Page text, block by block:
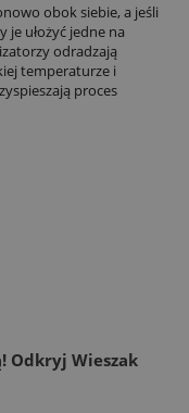
obok siebie, a jeśli
je ułożyć jedne na
odradzają
temperaturze i
proces
Odkryj Wieszak